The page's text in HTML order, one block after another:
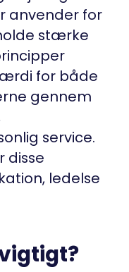
anvender for
stærke
for både
gennem
service.
disse
ledelse